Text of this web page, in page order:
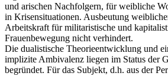
und arischen Nachfolgern, für weibliche
in Krisensituationen. Ausbeutung
Arbeitskraft für militaristische und
Frauenbewegung nicht verhindert.
Die dualistische Theorieentwicklung und
implizite Ambivalenz liegen im Status der
begründet. Für das Subjekt, d.h. aus der